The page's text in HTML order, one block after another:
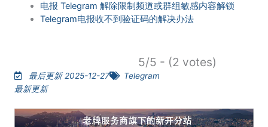
电报 Telegram 解除限制频道或群组敏感内容解锁
Telegram电报收不到验证码的解决办法
5/5 - (2 votes)
最后更新 2025-12-27
Telegram
最新更新